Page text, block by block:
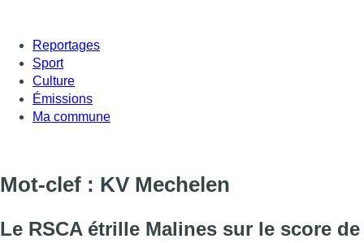
Reportages
Sport
Culture
Émissions
Ma commune
Mot-clef : KV Mechelen
Le RSCA étrille Malines sur le score de